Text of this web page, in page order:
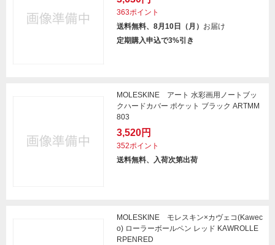
363ポイント
送料無料、8月10日（月） お届け
定期購入申込で3%引き
MOLESKINE アート 水彩画用ノートブッ
クハードカバー ポケット ブラック ARTMM
803
3,520円
352ポイント
送料無料、入荷次第出荷
MOLESKINE モレスキン×カヴェコ(Kawec
o) ローラーボールペン レッド KAWROLLE
RPENRED